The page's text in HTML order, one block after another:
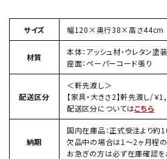
サイズ 幅120×奥行38×高さ44cm
材質
本体：アッシュ材・ウレタン塗
座面：ペーパーコード張り
配送区分
＜軒先渡し＞
【家具・大きさ2】軒先渡し/￥
配送区分についてはこちら
納期
国内在庫品：正式受注より約
欠品中の場合は1〜2ヶ月程の
お急ぎの方は必ず在庫確認を